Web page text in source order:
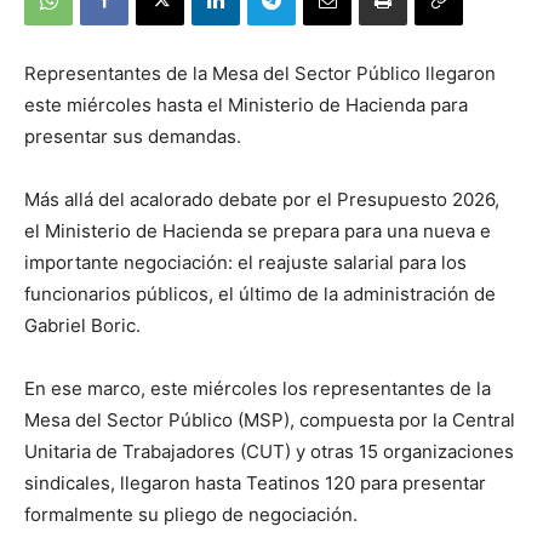
Representantes de la Mesa del Sector Público llegaron
este miércoles hasta el Ministerio de Hacienda para
presentar sus demandas.
Más allá del acalorado debate por el Presupuesto 2026,
el Ministerio de Hacienda se prepara para una nueva e
importante negociación: el reajuste salarial para los
funcionarios públicos, el último de la administración de
Gabriel Boric.
En ese marco, este miércoles los representantes de la
Mesa del Sector Público (MSP), compuesta por la Central
Unitaria de Trabajadores (CUT) y otras 15 organizaciones
sindicales, llegaron hasta Teatinos 120 para presentar
formalmente su pliego de negociación.